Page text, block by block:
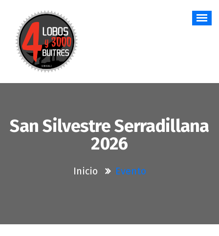
contenido
San Silvestre Serradillana
2026
Inicio Evento